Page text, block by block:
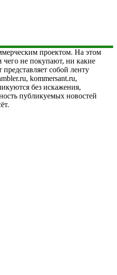
проектом. На этом
чего не покупают, ни какие
собой ленту
kommersant.ru,
без искажения,
публикуемых новостей